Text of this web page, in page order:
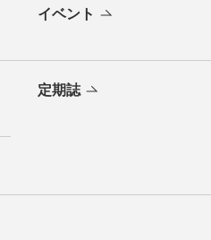
イベント
定期誌